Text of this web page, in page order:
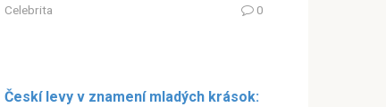
Celebrita 0
Českí levy v znamení mladých krások: